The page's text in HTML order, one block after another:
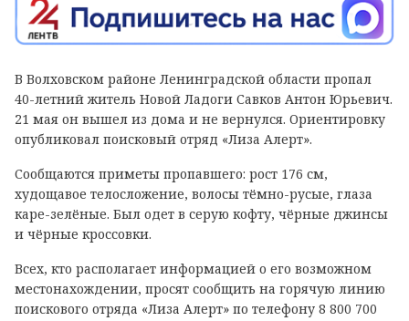
В Волховском районе Ленинградской области пропал
40-летний житель Новой Ладоги Савков Антон Юрьевич.
21 мая он вышел из дома и не вернулся. Ориентировку
опубликовал поисковый отряд «Лиза Алерт».
Сообщаются приметы пропавшего: рост 176 см,
худощавое телосложение, волосы тёмно-русые, глаза
каре-зелёные. Был одет в серую кофту, чёрные джинсы
и чёрные кроссовки.
Всех, кто располагает информацией о его возможном
местонахождении, просят сообщить на горячую линию
поискового отряда «Лиза Алерт» по телефону 8 800 700